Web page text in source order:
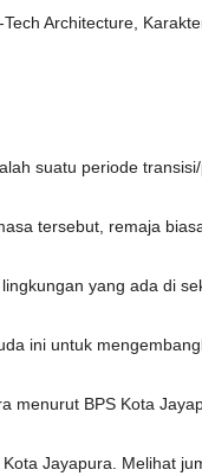
Architecture,
suatu periode
tersebut, remaja
yang ada di
ini untuk
menurut BPS Kota
Jayapura. Melihat